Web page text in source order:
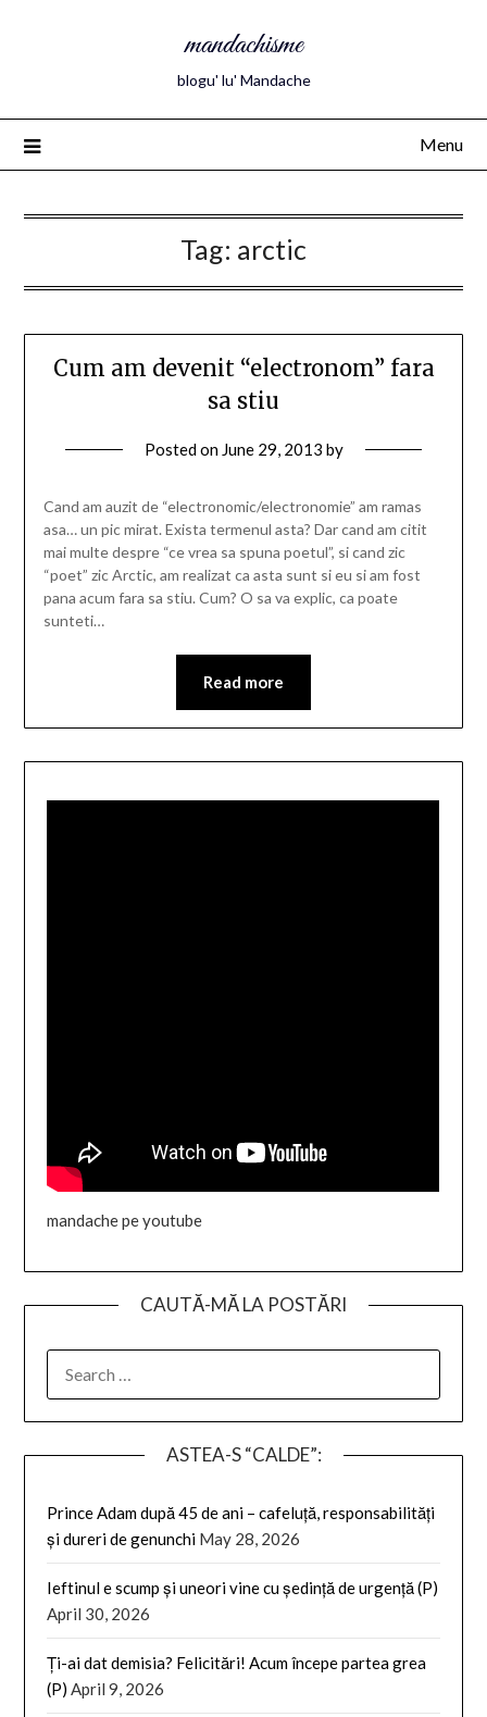
mandachisme
blogu' lu' Mandache
Menu
Tag: arctic
Cum am devenit “electronom” fara
sa stiu
Posted on June 29, 2013 by
Cand am auzit de “electronomic/electronomie” am ramas
asa… un pic mirat. Exista termenul asta? Dar cand am citit
mai multe despre “ce vrea sa spuna poetul”, si cand zic
“poet” zic Arctic, am realizat ca asta sunt si eu si am fost
pana acum fara sa stiu. Cum? O sa va explic, ca poate
sunteti…
Read more
mandache pe youtube
CAUTĂ-MĂ LA POSTĂRI
FOR:
ASTEA-S “CALDE”:
Prince Adam după 45 de ani – cafeluță, responsabilități
și dureri de genunchi May 28, 2026
Ieftinul e scump și uneori vine cu ședință de urgență (P)
April 30, 2026
Ți-ai dat demisia? Felicitări! Acum începe partea grea
(P) April 9, 2026